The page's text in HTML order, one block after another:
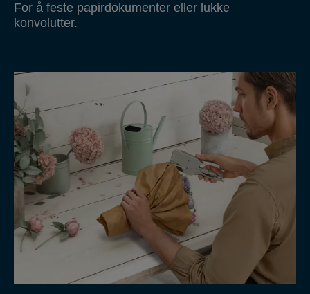
For å feste papirdokumenter eller lukke
konvolutter.